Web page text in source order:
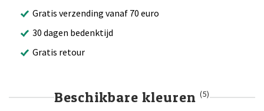
Gratis verzending vanaf 70 euro
30 dagen bedenktijd
Gratis retour
Beschikbare kleuren (5)